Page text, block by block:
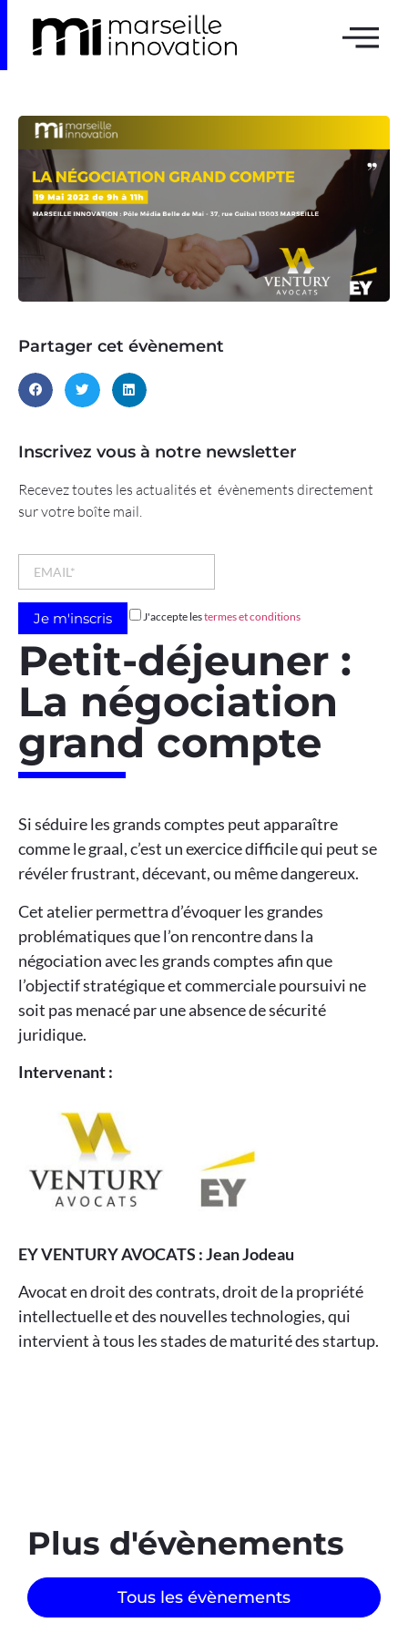
Partager cet évènement
Inscrivez vous à notre newsletter
Recevez toutes les actualités et évènements directement
sur votre boîte mail.
J'accepte lestermes et conditions
Petit-déjeuner :
La négociation
grand compte
Si séduire les grands comptes peut apparaître
comme le graal, c’est un exercice difficile qui peut se
révéler frustrant, décevant, ou même dangereux.
Cet atelier permettra d’évoquer les grandes
problématiques que l’on rencontre dans la
négociation avec les grands comptes afin que
l’objectif stratégique et commerciale poursuivi ne
soit pas menacé par une absence de sécurité
juridique.
Intervenant :
EY VENTURY AVOCATS : Jean Jodeau
Avocat en droit des contrats, droit de la propriété
intellectuelle et des nouvelles technologies, qui
intervient à tous les stades de maturité des startup.
Plus d'évènements​
Tous les évènements